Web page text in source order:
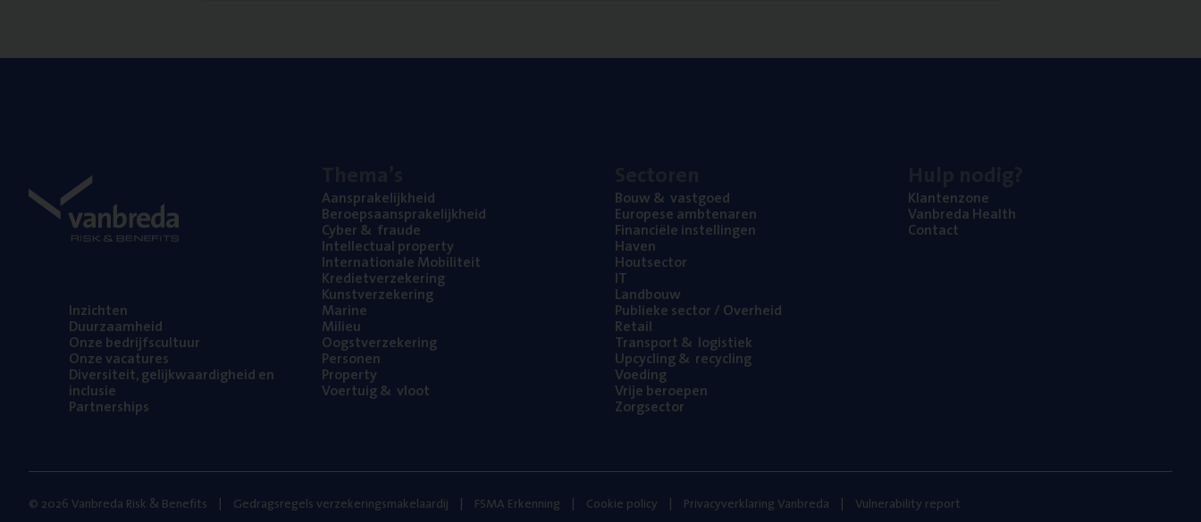
Inzich­ten
Duur­zaam­heid
Onze bedrijfs­cul­tuur
Onze vaca­tu­res
Diver­si­teit, gelijk­waar­dig­heid en
inclusie
Part­ner­ships
Aan­spra­ke­lijk­heid
Beroeps­aan­spra­ke­lijk­heid
Cyber& fraude
Intel­lec­tu­al property
Inter­na­ti­o­na­le Mobiliteit
Kre­diet­ver­ze­ke­ring
Kunst­ver­ze­ke­ring
Mari­ne
Mili­eu
Oogst­ver­ze­ke­ring
Per­so­nen
Pro­per­ty
Voer­tuig& vloot
Bouw& vastgoed
Euro­pe­se ambtenaren
Finan­ci­ë­le instellingen
Haven
Hout­sec­tor
IT
Land­bouw
Publie­ke sec­tor / Overheid
Retail
Trans­port& logistiek
Upcy­cling& recycling
Voe­ding
Vrije beroe­pen
Zorg­sec­tor
Klan­ten­zo­ne
Van­b­re­da Health
Con­tact
© 2026 Vanbreda Risk & Benefits Gedragsregels verzekeringsmakelaardij FSMA Erkenning Cookie policy Privacyverklaring Vanbreda Vulnerability report